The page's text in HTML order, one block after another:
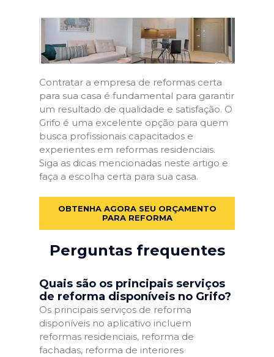
Contratar a empresa de reformas certa
para sua casa é fundamental para garantir
um resultado de qualidade e satisfação. O
Grifo é uma excelente opção para quem
busca profissionais capacitados e
experientes em reformas residenciais.
Siga as dicas mencionadas neste artigo e
faça a escolha certa para sua casa.
OBTENHA AGORA SEU ORÇAMENTO
PARA REFORMA
Perguntas frequentes
Quais são os principais serviços
de reforma disponíveis no Grifo?
Os principais serviços de reforma
disponíveis no aplicativo incluem
reformas residenciais, reforma de
fachadas, reforma de interiores